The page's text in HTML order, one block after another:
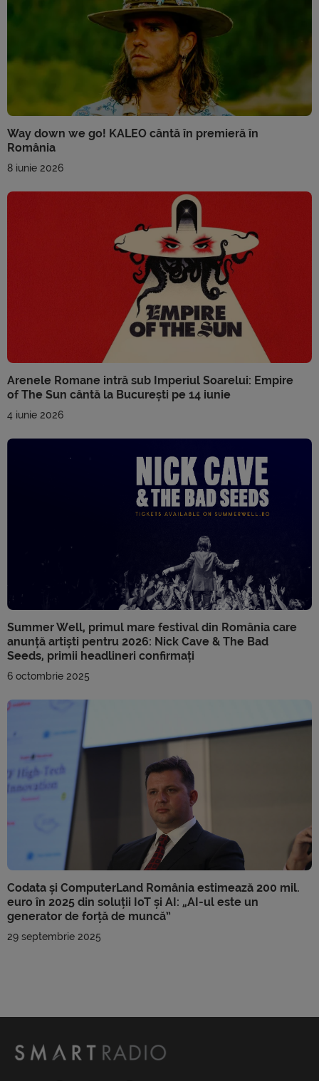
Way down we go! KALEO cântă în premieră în
România
8 iunie 2026
Arenele Romane intră sub Imperiul Soarelui: Empire
of The Sun cântă la București pe 14 iunie
4 iunie 2026
Summer Well, primul mare festival din România care
anunță artiști pentru 2026: Nick Cave & The Bad
Seeds, primii headlineri confirmați
6 octombrie 2025
Codata și ComputerLand România estimează 200 mil.
euro în 2025 din soluții IoT și AI: „AI-ul este un
generator de forță de muncă”
29 septembrie 2025